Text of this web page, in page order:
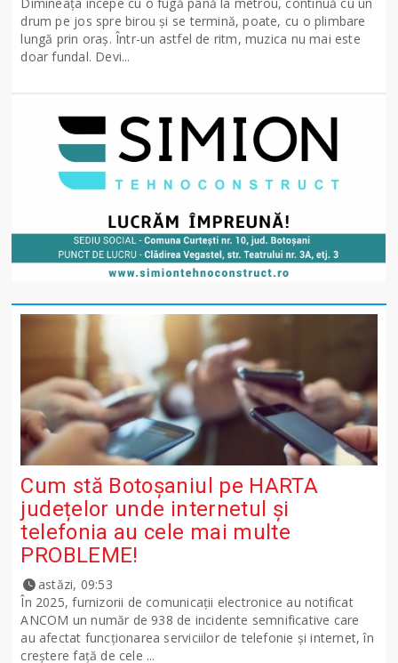
drum pe jos spre birou și se termină, poate, cu o plimbare
lungă prin oraș. Într-un astfel de ritm, muzica nu mai este
doar fundal. Devi...
Cum stă Botoșaniul pe HARTA
județelor unde internetul și
telefonia au cele mai multe
PROBLEME!
astăzi, 09:53
În 2025, furnizorii de comunicații electronice au notificat
ANCOM un număr de 938 de incidente semnificative care
au afectat funcționarea serviciilor de telefonie și internet, în
creștere față de cele ...